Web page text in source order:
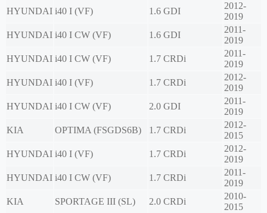
HYUNDAI i40 I (VF) 1.6 GDI
2012-
2019
HYUNDAI i40 I CW (VF) 1.6 GDI
2011-
2019
HYUNDAI i40 I CW (VF) 1.7 CRDi
2011-
2019
HYUNDAI i40 I (VF) 1.7 CRDi
2012-
2019
HYUNDAI i40 I CW (VF) 2.0 GDI
2011-
2019
KIA
OPTIMA (FSGDS6B) 1.7 CRDi
2012-
2015
HYUNDAI i40 I (VF) 1.7 CRDi
2012-
2019
HYUNDAI i40 I CW (VF) 1.7 CRDi
2011-
2019
KIA
SPORTAGE III (SL) 2.0 CRDi
2010-
2015